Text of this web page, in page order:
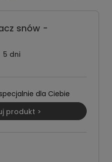
snów -
5 dni
dla Ciebie
produkt >